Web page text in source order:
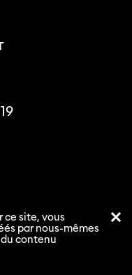
ce site, vous
par nous-mêmes
contenu